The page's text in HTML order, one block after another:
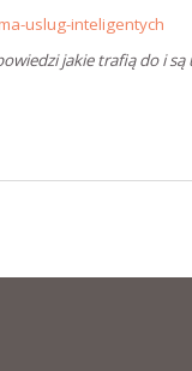
uslug-inteligentych
jakie trafią do i są